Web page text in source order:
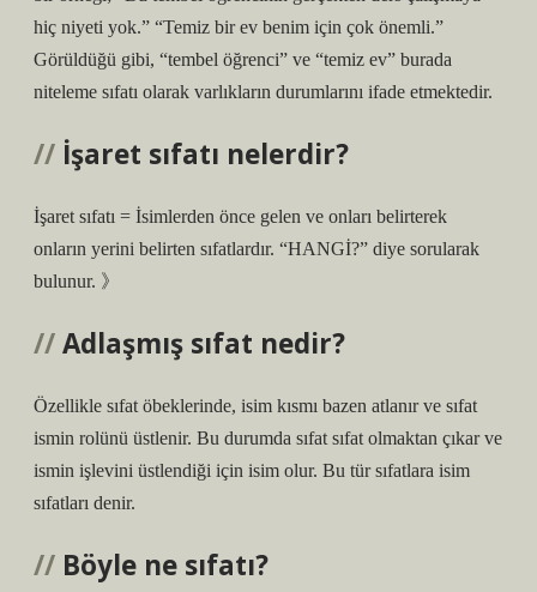
hiç niyeti yok.” “Temiz bir ev benim için çok önemli.”
Görüldüğü gibi, “tembel öğrenci” ve “temiz ev” burada
niteleme sıfatı olarak varlıkların durumlarını ifade etmektedir.
İşaret sıfatı nelerdir?
İşaret sıfatı = İsimlerden önce gelen ve onları belirterek
onların yerini belirten sıfatlardır. “HANGİ?” diye sorularak
bulunur. 》
Adlaşmış sıfat nedir?
Özellikle sıfat öbeklerinde, isim kısmı bazen atlanır ve sıfat
ismin rolünü üstlenir. Bu durumda sıfat sıfat olmaktan çıkar ve
ismin işlevini üstlendiği için isim olur. Bu tür sıfatlara isim
sıfatları denir.
Böyle ne sıfatı?